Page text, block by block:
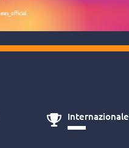
Internazionale